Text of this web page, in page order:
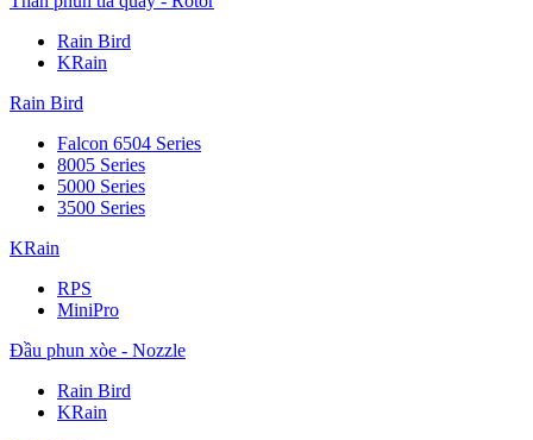
Rain Bird
KRain
Rain Bird
Falcon 6504 Series
8005 Series
5000 Series
3500 Series
KRain
RPS
MiniPro
Đầu phun xòe - Nozzle
Rain Bird
KRain